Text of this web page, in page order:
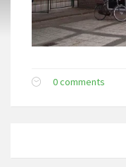
0 comments